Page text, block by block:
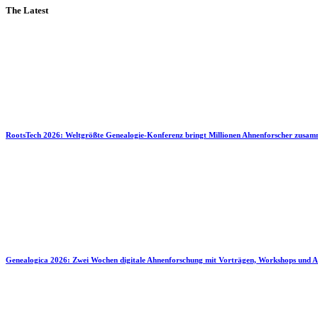
The Latest
RootsTech 2026: Weltgrößte Genealogie-Konferenz bringt Millionen Ahnenforscher
Genealogica 2026: Zwei Wochen digitale Ahnenforschung mit Vorträgen, Workshops und